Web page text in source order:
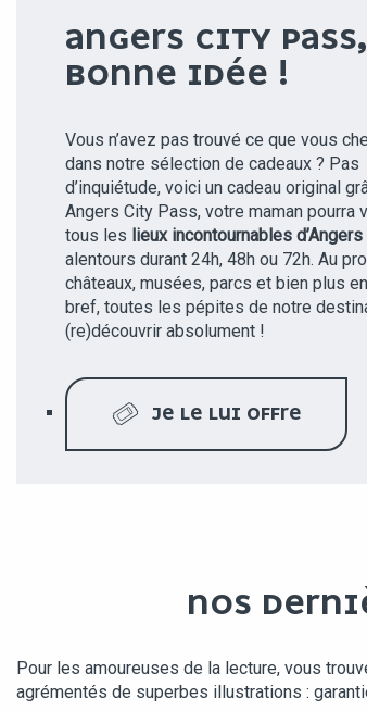
ANGERS CITY
BONNE IDÉE !
Vous n’avez pas trouvé ce que vous
dans notre sélection de cadeaux ? Pas
d’inquiétude, voici un cadeau original
Angers City Pass, votre maman pourra
tous les lieux incontournables d’Angers
alentours durant 24h, 48h ou 72h. Au
châteaux, musées, parcs et bien plus
bref, toutes les pépites de notre
(re)découvrir absolument !
JE LE LUI OFFRE
NOS
Pour les amoureuses de la lecture, vous
agrémentés de superbes illustrations :